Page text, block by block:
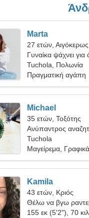
Marta
27 ετών, Αιγόκερως
Γυναίκα ψάχνει για
Tuchola, Πολωνία
Πραγματική αγάπη
Michael
35 ετών, Τοξότης
Ανύπαντρος
Tuchola
Μαγείρεμα,
Kamila
43 ετών, Κριός
Θέλω να βγω
άντρα
155 εκ (5'2"), 70